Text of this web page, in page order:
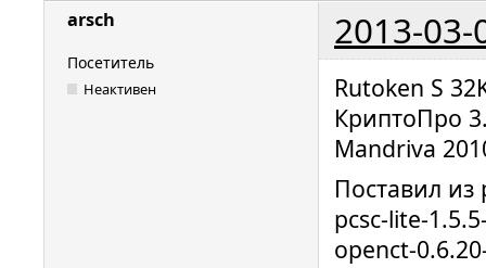
arsch 2013-03-
Посетитель
Неактивен
Rutoken S
КриптоПро
Mandriva
Поставил из
pcsc-lite-
openct-